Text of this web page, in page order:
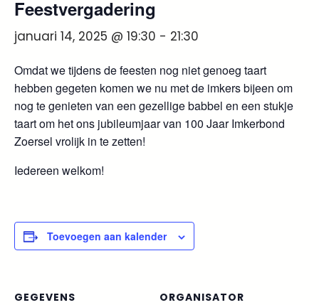
Feestvergadering
januari 14, 2025 @ 19:30 - 21:30
Omdat we tijdens de feesten nog niet genoeg taart
hebben gegeten komen we nu met de imkers bijeen om
nog te genieten van een gezellige babbel en een stukje
taart om het ons jubileumjaar van 100 Jaar Imkerbond
Zoersel vrolijk in te zetten!
Iedereen welkom!
Toevoegen aan kalender
GEGEVENS
ORGANISATOR